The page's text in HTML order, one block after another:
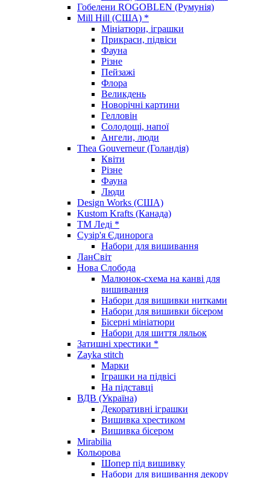
Гобелени ROGOBLEN (Румунія)
Mill Hill (США) *
Мініатюри, іграшки
Прикраси, підвіси
Фауна
Різне
Пейзажі
Флора
Великдень
Новорічні картини
Гелловін
Солодощі, напої
Ангели, люди
Thea Gouverneur (Голандія)
Квіти
Різне
Фауна
Люди
Design Works (США)
Kustom Krafts (Канада)
ТМ Леді *
Сузір'я Єдинорога
Набори для вишивання
ЛанСвіт
Нова Слобода
Малюнок-схема на канві для
вишивання
Набори для вишивки нитками
Набори для вишивки бісером
Бісерні мініатюри
Набори для шиття ляльок
Затишні хрестики *
Zayka stitch
Марки
Іграшки на підвісі
На підставці
ВДВ (Україна)
Декоративні іграшки
Вишивка хрестиком
Вишивка бісером
Mirabilia
Кольорова
Шопер під вишивку
Набори для вишивання декору